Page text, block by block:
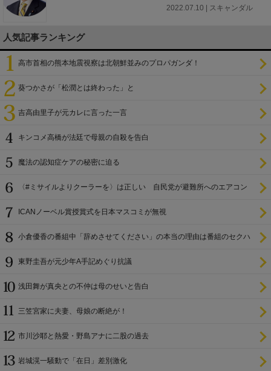
2022.07.10 | スキャンダル
人気記事ランキング
高市首相の熊本地震視察は北朝鮮並みのプロパガンダ！
葵つかさが「松潤とは終わった」と
吉高由里子が元カレに言った一言
キンコメ高橋が法廷で母親の自殺を告白
魔法の認知症ケアの秘密に迫る
〈#ミサイルよりクーラーを〉は正しい 自民党が避難所へのエアコン
ICANノーベル賞授賞式を日本マスコミが無視
小倉優香の番組中「辞めさせてください」の本当の理由は番組のセクハ
東野圭吾が元少年A手記めぐり抗議
浅田舞が真央との不仲は母のせいと告白
三笠宮家に夫妻、母娘の断絶が！
市川沙耶と熱愛・野島アナに二股の過去
岩城滉一騒動で「在日」差別激化